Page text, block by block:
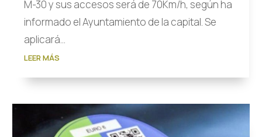
M-30 y sus accesos será de 70Km/h, según ha
informado el Ayuntamiento de la capital. Se
aplicará...
LEER MÁS